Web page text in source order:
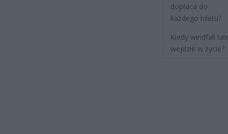
dopłaca do
każdego biletu?
Kiedy windfall tax
wejdzie w życie?